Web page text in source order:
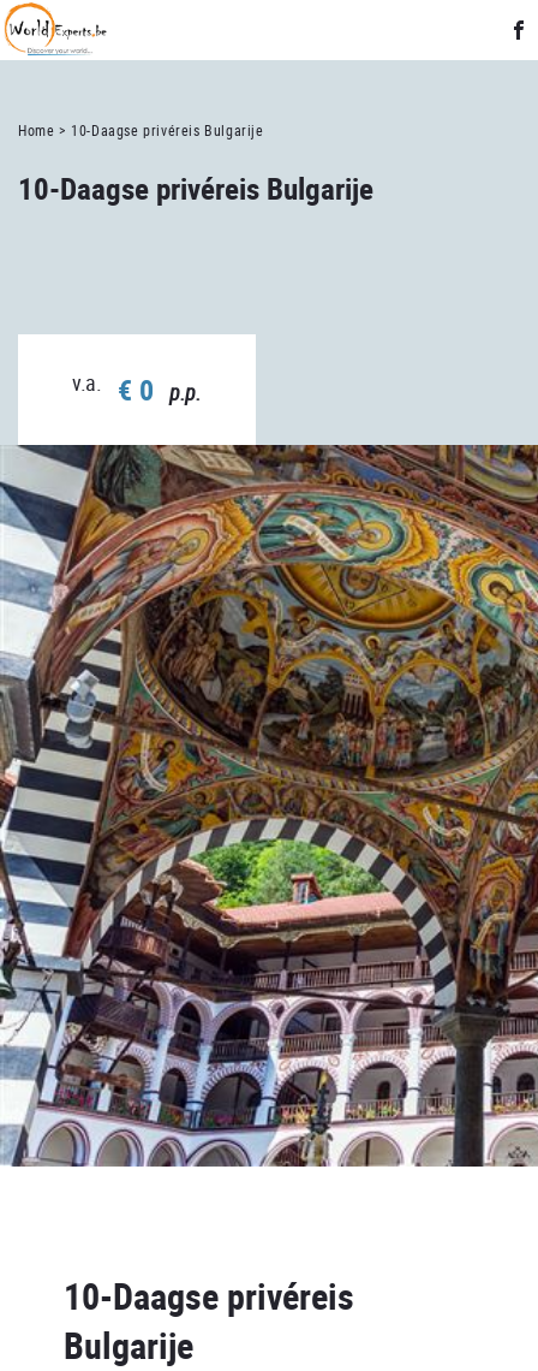
Home > 10-Daagse privéreis Bulgarije
10-Daagse privéreis Bulgarije
v.a. € 0 p.p.
10-Daagse privéreis
Bulgarije